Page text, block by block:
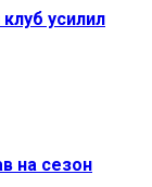
усилил
на сезон